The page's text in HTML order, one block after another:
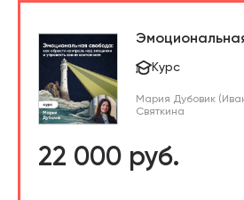
Курс
Мария Дубовик
Святкина
22 000 руб.